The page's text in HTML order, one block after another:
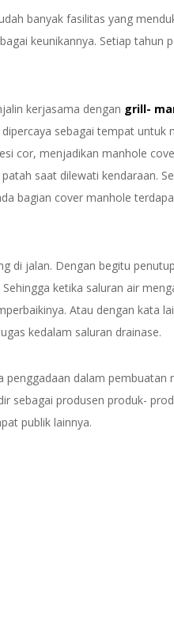
banyak fasilitas yang
keunikannya. Setiap tahun
kerjasama dengan grill-
dipercaya sebagai tempat untuk
cor, menjadikan manhole
saat dilewati kendaraan.
bagian cover manhole
di jalan. Dengan begitu
ketika saluran air
Atau dengan kata
kedalam saluran drainase.
dalam
sebagai produsen produk-
publik lainnya.